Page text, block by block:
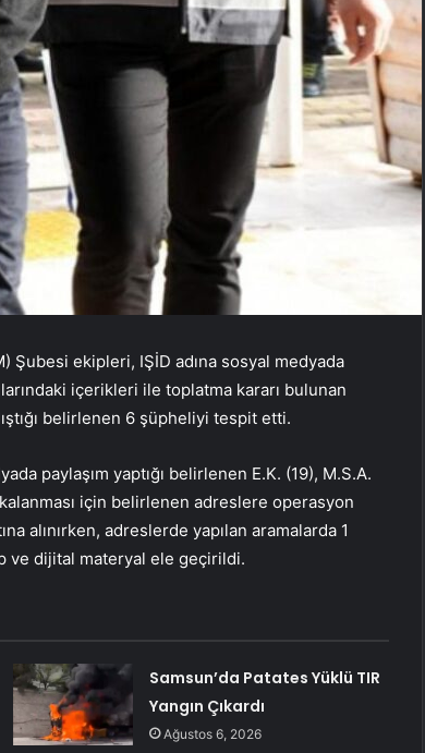
Şubesi ekipleri, IŞİD adına sosyal medyada
içerikleri ile toplatma kararı bulunan
belirlenen 6 şüpheliyi tespit etti.
paylaşım yaptığı belirlenen E.K. (19), M.S.A.
için belirlenen adreslere operasyon
alınırken, adreslerde yapılan aramalarda 1
ve dijital materyal ele geçirildi.
Samsun’da Patates Yüklü TIR
Yangın Çıkardı
Ağustos 6, 2026